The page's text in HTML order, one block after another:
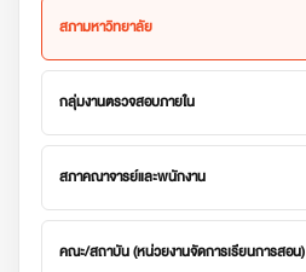
สภามหาวิทยาลัย
กลุ่มงานตรวจสอบภายใน
สภาคณาจารย์และพนักงาน
คณะ/สถาบัน (หน่วยงานจัดการเรียนการสอน)